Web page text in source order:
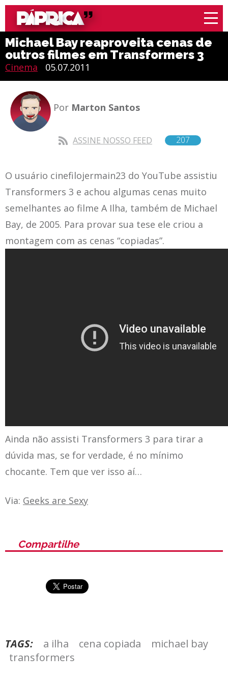
Michael Bay reaproveita cenas de
outros filmes em Transformers 3
Cinema 05.07.2011
Por Marton Santos
ASSINE NOSSO FEED 207
O usuário cinefilojermain23 do YouTube assistiu
Transformers 3 e achou algumas cenas muito
semelhantes ao filme A Ilha, também de Michael
Bay, de 2005. Para provar sua tese ele criou a
montagem com as cenas “copiadas”.
Ainda não assisti Transformers 3 para tirar a
dúvida mas, se for verdade, é no mínimo
chocante. Tem que ver isso aí…
Via: Geeks are Sexy
Compartilhe
TAGS: a ilha cena copiada
michael bay
transformers